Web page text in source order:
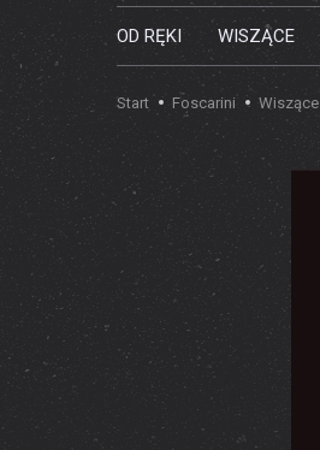
OD RĘKI WISZĄCE
Start Foscarini Wiszące